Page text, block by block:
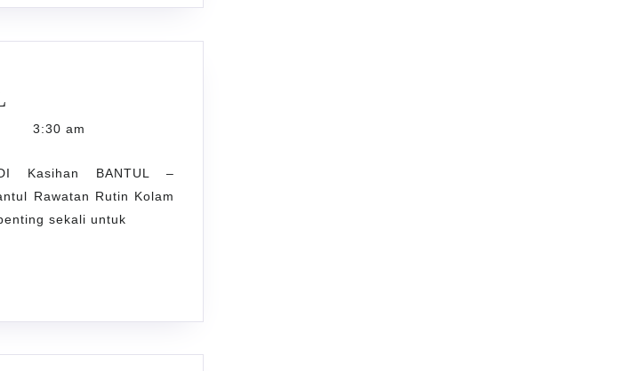
RUTIN
RENANG
BERPENGALAMAN
DI
3:30 am
DI Kasihan BANTUL –
Rawatan Rutin Kolam
sekali untuk